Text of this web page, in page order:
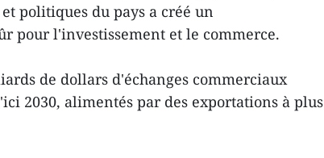
politiques du pays a créé un
pour l'investissement et le commerce.
de dollars d'échanges commerciaux
2030, alimentés par des exportations à plus